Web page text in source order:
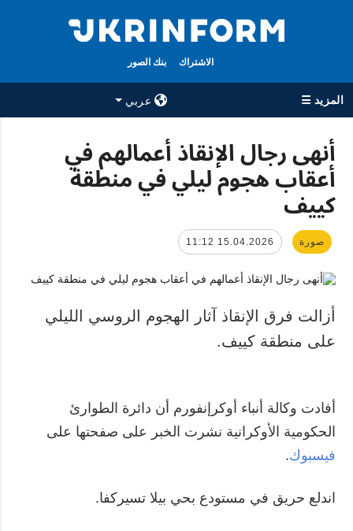
الاشتراك بنك الصور
المزيد ☰
عربي
جميع الأقسام
حرب
اقتصاد
تعافي أوكرانيا
الدفاع
رياضة
الوكالة
وحماية البيانات
التقارير
مقابلات
الصور
الاشتراك
بنك الصور
أنهى رجال الإنقاذ أعمالهم في
أعقاب هجوم ليلي في منطقة
كييف
صورة 15.04.2026 11:12
أزالت فرق الإنقاذ آثار الهجوم الروسي الليلي
على منطقة كييف.
أفادت وكالة أنباء أوكرإنفورم أن دائرة الطوارئ
الحكومية الأوكرانية نشرت الخبر على صفحتها على
فيسبوك.
اندلع حريق في مستودع بحي بيلا تسيركفا.